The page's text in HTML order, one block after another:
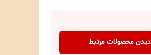
دیدن محصولات مرتبط